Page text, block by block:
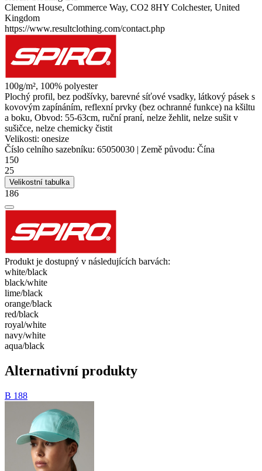
Clement House, Commerce Way, CO2 8HY Colchester, United
Kingdom
https://www.resultclothing.com/contact.php
100g/m², 100% polyester
Plochý profil, bez podšívky, barevné síťové vsadky, látkový pásek s
kovovým zapínáním, reflexní prvky (bez ochranné funkce) na kšiltu
a boku, Obvod: 55-63cm, ruční praní, nelze žehlit, nelze sušit v
sušičce, nelze chemicky čistit
Velikosti: onesize
Číslo celního sazebníku: 65050030 | Země původu: Čína
150
25
Velikostní tabulka
186
Produkt je dostupný v následujících barvách:
white/​black
black/​white
lime/​black
orange/​black
red/​black
royal/​white
navy/​white
aqua/​black
Alternativní produkty
B 188